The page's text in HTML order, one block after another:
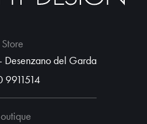
Store
Desenzano del Garda
9911514